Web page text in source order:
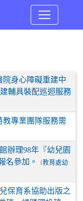
院身心障礙重建中
輔具裝配巡迴服務
教專業團隊服務需
辦理98年『幼兒園
名參加。
(教育處幼
保育系協助出版之